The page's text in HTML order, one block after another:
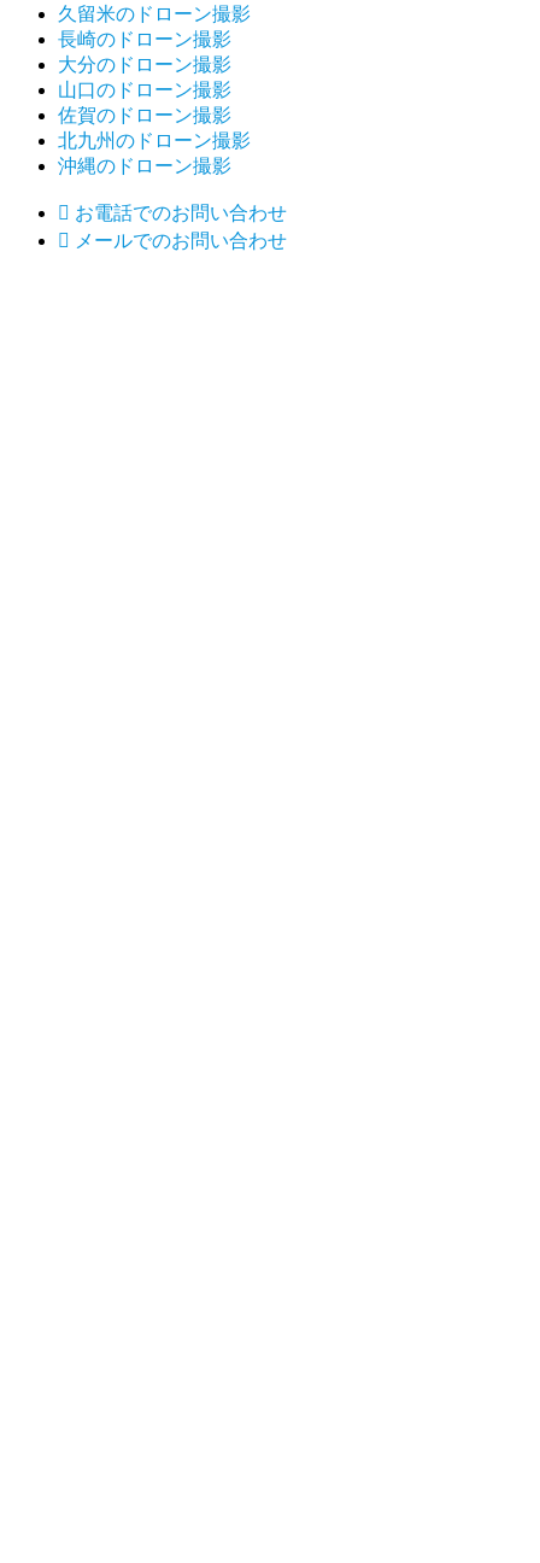
久留米のドローン撮影
長崎のドローン撮影
大分のドローン撮影
山口のドローン撮影
佐賀のドローン撮影
北九州のドローン撮影
沖縄のドローン撮影
 お電話でのお問い合わせ
 メールでのお問い合わせ